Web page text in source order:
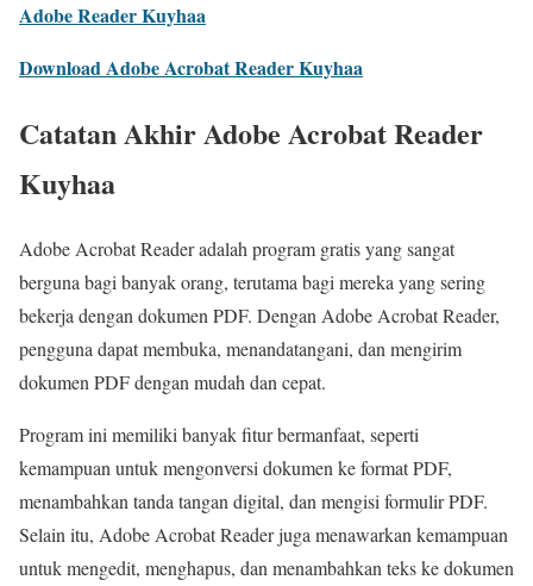
Adobe Reader Kuyhaa
Download Adobe Acrobat Reader Kuyhaa
Catatan Akhir Adobe Acrobat Reader
Kuyhaa
Adobe Acrobat Reader adalah program gratis yang sangat
berguna bagi banyak orang, terutama bagi mereka yang sering
bekerja dengan dokumen PDF. Dengan Adobe Acrobat Reader,
pengguna dapat membuka, menandatangani, dan mengirim
dokumen PDF dengan mudah dan cepat.
Program ini memiliki banyak fitur bermanfaat, seperti
kemampuan untuk mengonversi dokumen ke format PDF,
menambahkan tanda tangan digital, dan mengisi formulir PDF.
Selain itu, Adobe Acrobat Reader juga menawarkan kemampuan
untuk mengedit, menghapus, dan menambahkan teks ke dokumen